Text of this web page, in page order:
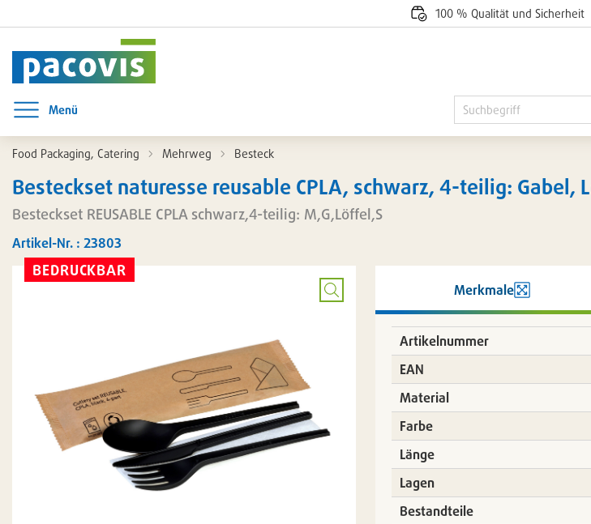
100 % Qualität und Sicherheit
Menü
Menü öffnen
Food Packaging, Catering Mehrweg Besteck
Besteckset naturesse reusable CPLA, schwarz, 4-teilig: Gabel,
Besteckset REUSABLE CPLA schwarz,4-teilig: M,G,Löffel,S
Artikel-Nr. : 23803
BEDRUCKBAR
Bild
vergrößern
Merkmale
Artikelnummer
EAN
Material
Farbe
Länge
Lagen
Bestandteile